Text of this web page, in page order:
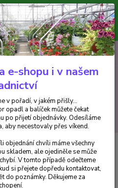
z e-shopu je 300 Kč.
opadl a balíček můžete čekat
po přijetí objednávky. Objednávky
v jakém přišly...
Hledat
0ks
za0 Kč
- cena na prodejně
- cena na
e-shopu i v našem
v pořadí, v jakém přišly...
opadl a balíček můžete čekat
po přijetí objednávky. Odesíláme
aby necestovaly přes víkend.
objednání chvíli máme všechny
skladem, ale ojediněle se může
V tomto případě odečteme
si přejete dopředu kontaktovat,
do poznámky. Děkujeme za